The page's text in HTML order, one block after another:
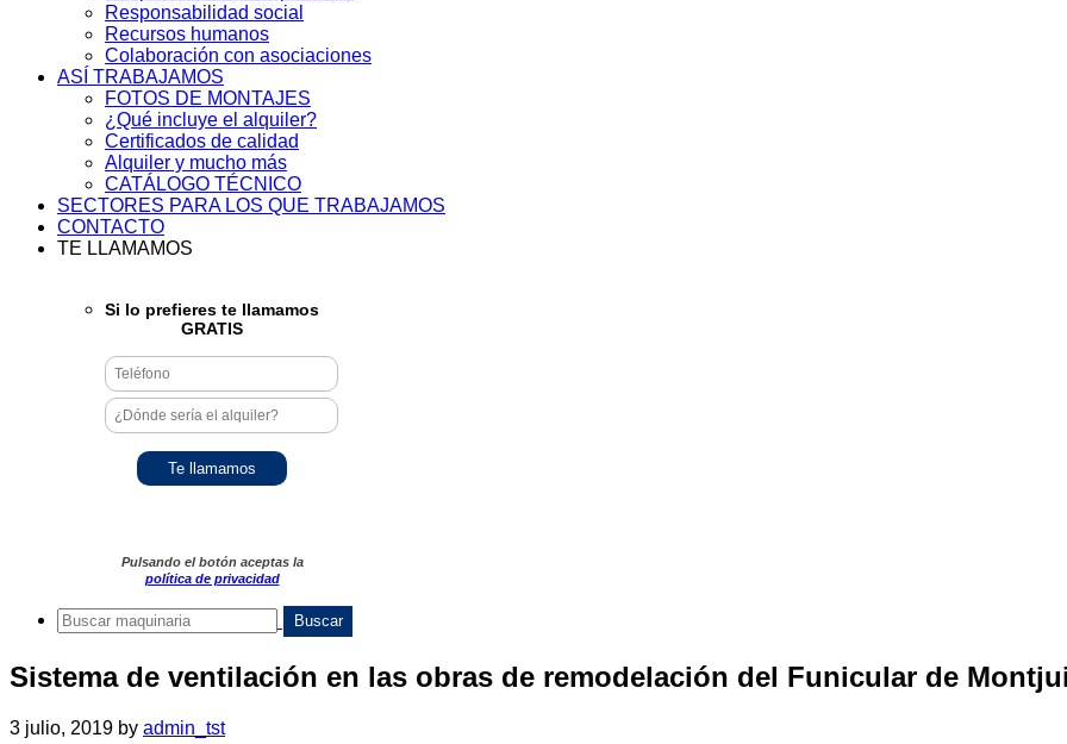
Responsabilidad social
Recursos humanos
Colaboración con asociaciones
ASÍ TRABAJAMOS
FOTOS DE MONTAJES
¿Qué incluye el alquiler?
Certificados de calidad
Alquiler y mucho más
CATÁLOGO TÉCNICO
SECTORES PARA LOS QUE TRABAJAMOS
CONTACTO
TE LLAMAMOS
Si lo prefieres te llamamos
GRATIS
Pulsando el botón aceptas la
política de privacidad
Sistema de ventilación en las obras de remodelación del Funicular de
3 julio, 2019 by admin_tst